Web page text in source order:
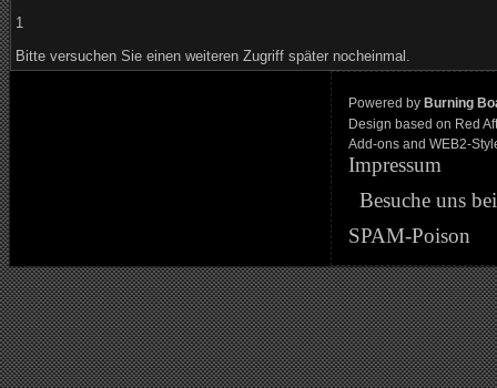
1
Bitte versuchen Sie einen weiteren Zugriff später nocheinmal.
Powered by Burning
Design based on Red
Add-ons and WEB2-
Impressum
Besuche uns
SPAM-Poison